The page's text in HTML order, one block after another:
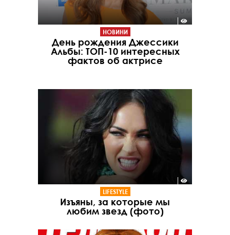
НОВИНИ
День рождения Джессики
Альбы: ТОП-10 интересных
фактов об актрисе
LIFESTYLE
Изъяны, за которые мы
любим звезд (фото)